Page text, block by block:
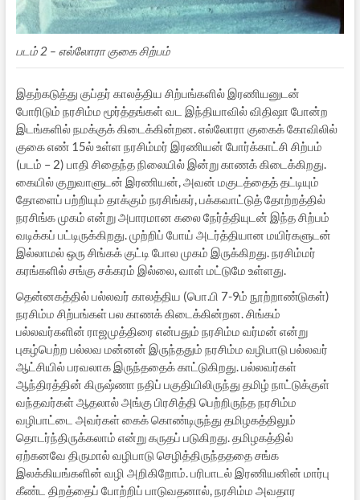
படம் 2 – எல்லோரா குகை சிற்பம்
இதற்கடுத்து குப்தர் காலத்திய சிற்பங்களில் இரணியனுடன்
போரிடும் நரசிம்ம மூர்த்தங்கள் வட இந்தியாவில் விதிஷா போன்ற
இடங்களில் நமக்குக் கிடைக்கின்றன. எல்லோரா குகைக் கோவிலில்
குகை எண் 15ல் உள்ள நரசிம்மர் இரணியன் போர்க்காட்சி சிற்பம்
(படம் – 2) பாதி சிதைந்த நிலையில் இன்று காணக் கிடைக்கிறது.
கையில் குறுவாளுடன் இரணியன், அவன் மகுடத்தைத் தட்டியும்
தோளைப் பற்றியும் தாக்கும் நரசிங்கர், பக்கவாட்டுத் தோற்றத்தில்
நரசிங்க முகம் என்று அபாரமான கலை நேர்த்தியுடன் இந்த சிற்பம்
வடிக்கப் பட்டிருக்கிறது. முற்றிப் போய் அடர்த்தியான மயிர்களுடன்
இல்லாமல் ஒரு சிங்கக் குட்டி போல முகம் இருக்கிறது. நரசிம்மர்
கரங்களில் சங்கு சக்கரம் இல்லை, வாள் மட்டுமே உள்ளது.
தென்னகத்தில் பல்லவர் காலத்திய (பொ.பி 7-9ம் நூற்றாண்டுகள்)
நரசிம்ம சிற்பங்கள் பல காணக் கிடைக்கின்றன. சிங்கம்
பல்லவர்களின் ராஜமுத்திரை என்பதும் நரசிம்ம வர்மன் என்று
புகழ்பெற்ற பல்லவ மன்னன் இருந்ததும் நரசிம்ம வழிபாடு பல்லவர்
ஆட்சியில் பரவலாக இருந்ததைக் காட்டுகிறது. பல்லவர்கள்
ஆந்திரத்தின் கிருஷ்ணா நதிப் பகுதியிலிருந்து தமிழ் நாட்டுக்குள்
வந்தவர்கள் ஆதலால் அங்கு பிரசித்தி பெற்றிருந்த நரசிம்ம
வழிபாட்டை அவர்கள் கைக் கொண்டிருந்து தமிழகத்திலும்
தொடர்ந்திருக்கலாம் என்று கருதப் படுகிறது. தமிழகத்தில்
ஏற்கனவே திருமால் வழிபாடு செழித்திருந்தததை சங்க
இலக்கியங்களின் வழி அறிகிறோம். பரிபாடல் இரணியனின் மார்பு
கீண்ட திறத்தைப் போற்றிப் பாடுவதனால், நரசிம்ம அவதார